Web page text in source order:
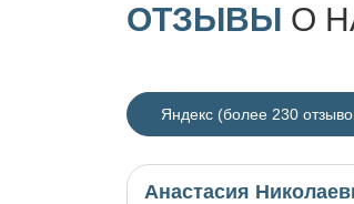
ОТЗЫВЫ О
Яндекс (более 230
Анастасия